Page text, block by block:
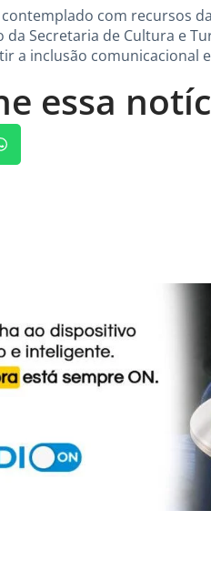
com recursos
da Secretaria de Cultura e
a inclusão comunicacional
essa